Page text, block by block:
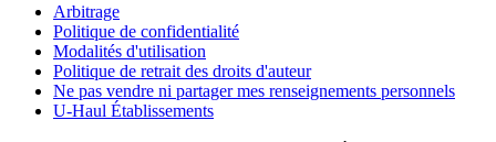
Arbitrage
Politique de confidentialité
Modalités d'utilisation
Politique de retrait des droits d'auteur
Ne pas vendre ni partager mes renseignements personnels
U-Haul Établissements